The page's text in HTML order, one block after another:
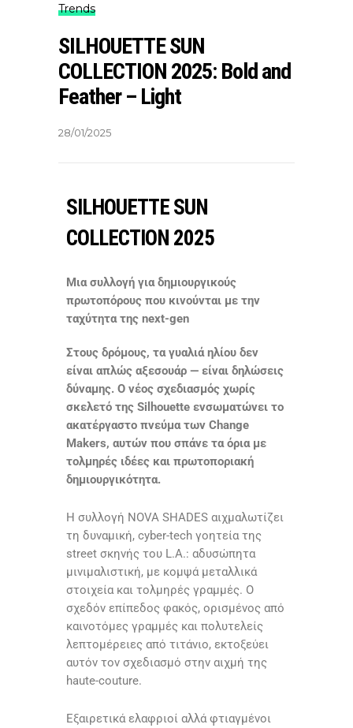
Trends
SILHOUETTE SUN
COLLECTION 2025: Bold and
Feather – Light
28/01/2025
SILHOUETTE SUN
COLLECTION 2025
Μια συλλογή για δημιουργικούς
πρωτοπόρους που κινούνται με την
ταχύτητα της next-gen
Στους δρόμους, τα γυαλιά ηλίου δεν
είναι απλώς αξεσουάρ — είναι δηλώσεις
δύναμης. Ο νέος σχεδιασμός χωρίς
σκελετό της Silhouette ενσωματώνει το
ακατέργαστο πνεύμα των Change
Makers, αυτών που σπάνε τα όρια με
τολμηρές ιδέες και πρωτοποριακή
δημιουργικότητα.
Η συλλογή NOVA SHADES αιχμαλωτίζει
τη δυναμική, cyber-tech γοητεία της
street σκηνής του L.A.: αδυσώπητα
μινιμαλιστική, με κομψά μεταλλικά
στοιχεία και τολμηρές γραμμές. Ο
σχεδόν επίπεδος φακός, ορισμένος από
καινοτόμες γραμμές και πολυτελείς
λεπτομέρειες από τιτάνιο, εκτοξεύει
αυτόν τον σχεδιασμό στην αιχμή της
haute-couture.
Εξαιρετικά ελαφριοί αλλά φτιαγμένοι